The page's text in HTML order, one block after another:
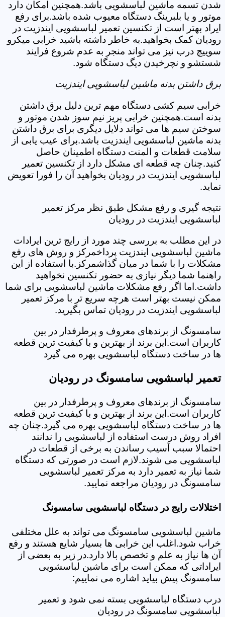
شدن تسمه ماشین لباسشویی باشد.همچنین امکان دارد
موتور و یا بلبرینگ دستگاه معیوب شده باشد.برای رفع
ایراد بهتر است از تکنسین تعمیر لباسشویی ایندزیت در
رودیان کمک بخواهید.به خاطر داشته باشید خرابی میکرو
سوییچ درب نیز می تواند منجر به عدم شروع فرایند
شستشو و نچرخیدن دیگ دستگاه شود.
برق داشتن بدنه ماشین لباسشویی ایندزیت
خرابی سیم کشی دستگاه مهم ترین دلیل برق داشتن
بدنه است.همچنین خرابی پریز نیم سوز شدن موتور و
سوختن سیم ها می تواند دلایل دیگری برای برق داشتن
بدنه ماشین لباسشویی ایندزیت باشد.برای عیب یابی از
سلامت قطعات و المنت دستگاه اطمینان حاصل
کنید.چنان چه قطعه ای مشکل دارد از تکنسین تعمیر
لباسشویی ایندزیت در رودیان بخواهید آن را فورا تعویض
نماید.
نتیجه گیری و رفع مشکل طبق نظر مرکز تعمیر
لباسشویی ایندزیت در رودیان
در این مطلب به بررسی چند مورد از رایج ترین ایرادات
ماشین لباسشویی ایندزیت پرداخمرکز و روش های رفع
مشکلات را با شما در میان گذاشمرکز.با استفاده از این
راهنما شما دیگر نیازی به حضور تکنسین نخواهید
داشت.اما اگر رفع مشکلات ماشین لباسشویی برای شما
ممکن نیست بهتر است هرچه سریع تر با مرکز تعمیر
لباسشویی ایندزیت در رودیان تماس بگیرید.
سامسونگ از برندهای معروف و پرطرفدار در بین
کاربران است.این برند از بهترین و با کیفیت ترین قطعه
ها در ساخت دستگاه لباسشویی بهره می گیرد
تعمیر لباسشویی سامسونگ در رودیان
سامسونگ از برندهای معروف و پرطرفدار در بین
کاربران است.این برند از بهترین و با کیفیت ترین قطعه
ها در ساخت دستگاه لباسشویی بهره می گیرد.چنان چه
افراد روش درست استفاده از لباسشویی را ندانند
احتمالا سبب آسیب رساندن به برخی از قطعات در
لباسشویی می شوند.لازم است در صورتی که دستگاه
شما نیاز به تعمیر دارد به مرکز تعمیر لباسشویی
سامسونگ در رودیان مراجعه نمایید.
اختلالات رایج در دستگاه لباسشویی سامسونگ
ماشین لباسشویی سامسونگ می تواند به علل مختلفی
خراب شود.اغلب این خرابی ها بسیار شایع هستند و رفع
آن ها نیاز به علم و تخصص بالا دارد.در زیر به بعضی از
ایراداتی که ممکن است برای ماشین لباسشویی
سامسونگ پیش بیاید اشاره می نماییم:
درب دستگاه لباسشویی بسته نمی شود و تعمیر
لباسشویی سامسونگ در رودیان